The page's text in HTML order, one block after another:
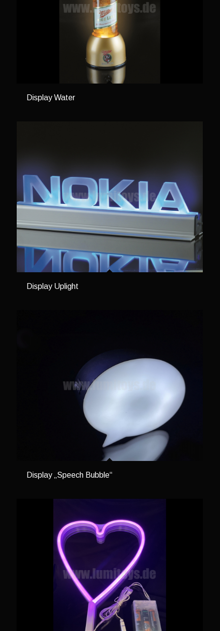
Display Water
Display Uplight
Display „Speech Bubble“